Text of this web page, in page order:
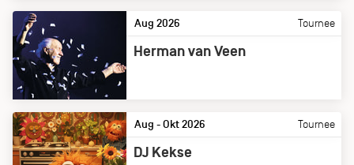
Tournee
Aug 2026
Herman van Veen
Tournee
Aug - Okt 2026
DJ Kekse